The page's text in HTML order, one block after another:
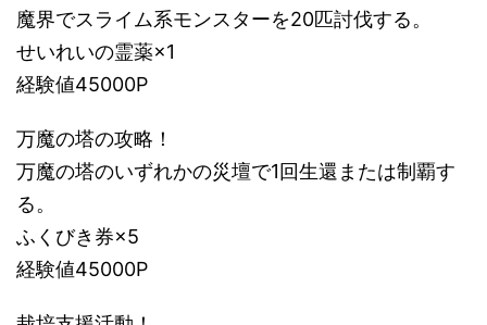
魔界でスライム系モンスターを20匹討伐する。
せいれいの霊薬×1
経験値45000P
万魔の塔の攻略！
万魔の塔のいずれかの災壇で1回生還または制覇す
る。
ふくびき券×5
経験値45000P